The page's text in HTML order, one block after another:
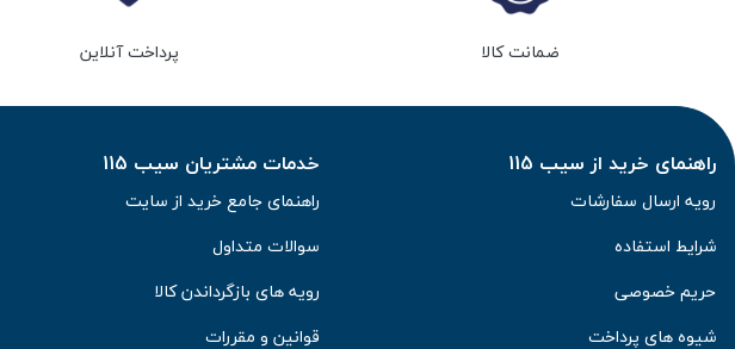
ضمانت کالا پرداخت آنلاین
راهنمای خرید از سیب 115
رویه ارسال سفارشات
شرایط استفاده
حریم خصوصی
شیوه های پرداخت
خدمات مشتریان سیب 115
راهنمای جامع خرید از سایت
سوالات متداول
رویه های بازگرداندن کالا
قوانین و مقررات